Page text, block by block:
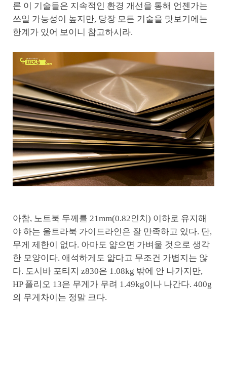
론 이 기술들은 지속적인 환경 개선을 통해 언젠가는
쓰일 가능성이 높지만, 당장 모든 기술을 맛보기에는
한계가 있어 보이니 참고하시라.
아참, 노트북 두께를 21mm(0.82인치) 이하로 유지해
야 하는 울트라북 가이드라인은 잘 만족하고 있다. 단,
무게 제한이 없다. 아마도 얇으면 가벼울 것으로 생각
한 모양이다. 애석하게도 얇다고 무조건 가볍지는 않
다. 도시바 포티지 z830은 1.08kg 밖에 안 나가지만,
HP 폴리오 13은 무게가 무려 1.49kg이나 나간다. 400g
의 무게차이는 정말 크다.